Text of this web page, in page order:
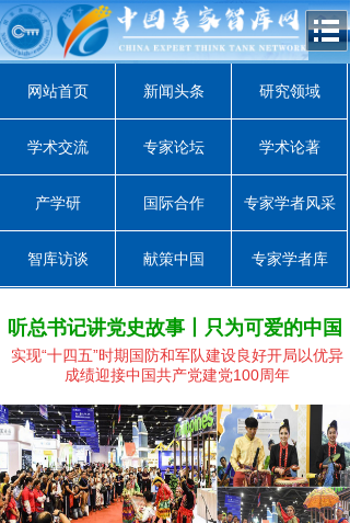
网站首页 新闻头条 研究领域
学术交流 专家论坛 学术论著
产学研 国际合作 专家学者风采
智库访谈 献策中国 专家学者库
听总书记讲党史故事丨只为可爱的中国
实现“十四五”时期国防和军队建设良好开局以优异
成绩迎接中国共产党建党100周年